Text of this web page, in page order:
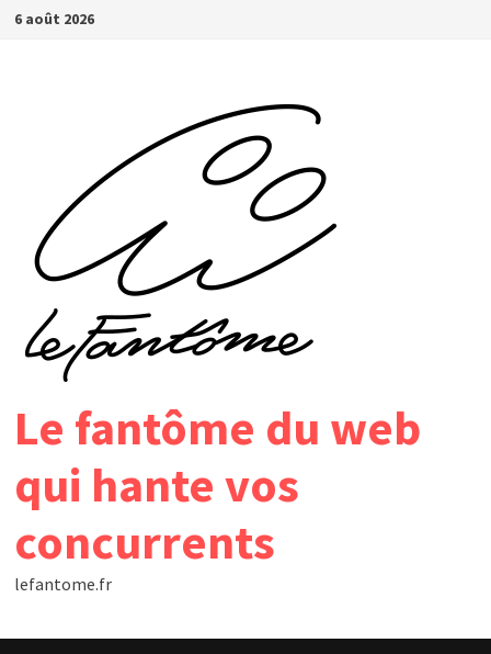
Passer
6 août 2026
Le fantôme du web
qui hante vos
concurrents
lefantome.fr